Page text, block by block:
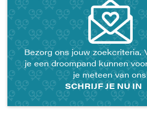
Bezorg ons jouw zoekcriteria.
je een droompand kunnen
je meteen van
SCHRIJF JE NU IN